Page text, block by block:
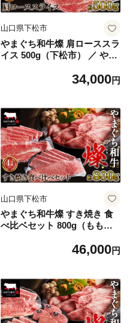
山口県下松市
やまぐち和牛燦 肩ローススラ
イス 500g（下松市） ／ やま
ス 牛肉 国産 和牛 霜降り 旨
り寄せ 下松 ごちそう ギフト
No.215
34,000円
山口県下松市
やまぐち和牛燦 すき焼き 食
べ比ベセット 800g（もも・
（下松市） ／ やまぐち和牛
肉 国産 黒毛和牛 和牛 ブラン
ド牛 旨味 柔らか お取り寄せ
下松 ごちそう 家庭用 ギフト
肉 No.217
46,000円